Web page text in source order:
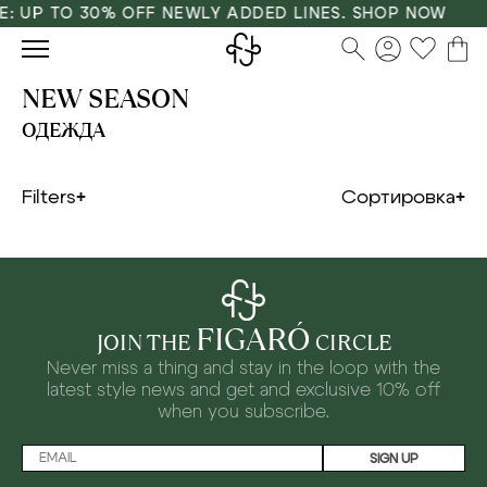
UP TO 30% OFF NEWLY ADDED LINES. SHOP NOW
NEW SEASON
ОДЕЖДА
Filters Сортировка
JOIN THE FIGARÓ CIRCLE
Never miss a thing and stay in the loop with the
latest style news and get and exclusive 10% off
when you subscribe.
SIGN UP